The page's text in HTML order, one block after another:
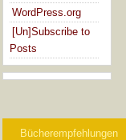
WordPress.org
[Un]Subscribe to
Posts
Bücherempfehlungen